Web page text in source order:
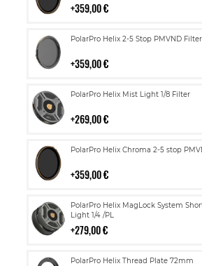
359,00 €
PolarPro Helix 2-5 Stop PMVND Filter
359,00 €
Lisää
PolarPro Helix Mist Light 1/8 Filter
269,00 €
Lisää
PolarPro Helix Chroma 2-5 stop
359,00 €
Lisää
PolarPro Helix MagLock System
Light 1/4 /PL
279,00 €
Lisää
ostoskoriin
PolarPro Helix Thread Plate 72mm
Lisää